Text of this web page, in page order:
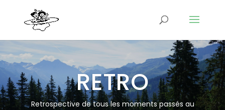
RETRO
Retrospective de tous les moments passés au